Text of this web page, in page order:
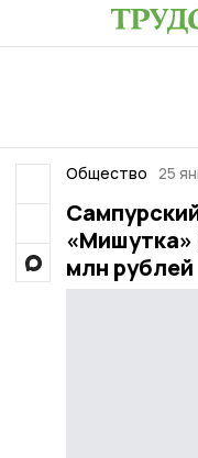
Общество 25
«Мишутка»
млн рублей